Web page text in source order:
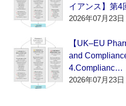
イアンス】第
2026年07月23日
【UK–EU
and
4.Complianc…
2026年07月23日